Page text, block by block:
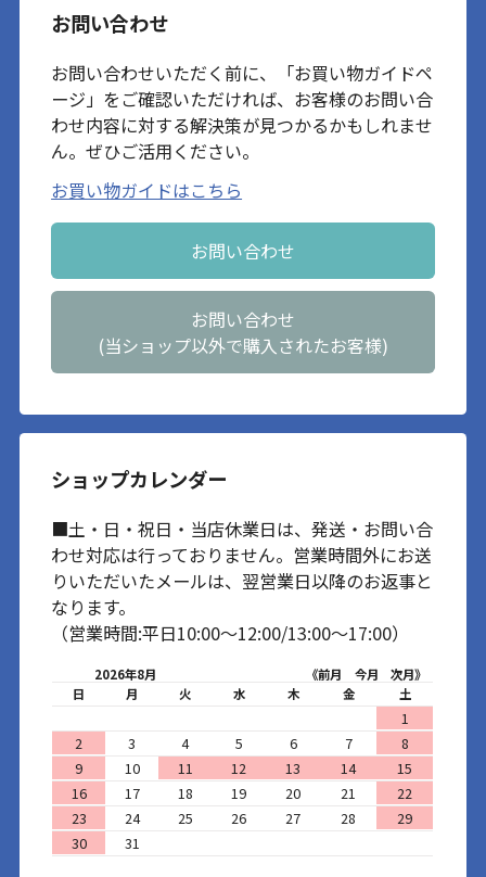
お問い合わせ
お問い合わせいただく前に、「お買い物ガイドペ
ージ」をご確認いただければ、お客様のお問い合
わせ内容に対する解決策が見つかるかもしれませ
ん。ぜひご活用ください。
お買い物ガイドはこちら
お問い合わせ
お問い合わせ
(当ショップ以外で購入されたお客様)
ショップカレンダー
■土・日・祝日・当店休業日は、発送・お問い合
わせ対応は行っておりません。営業時間外にお送
りいただいたメールは、翌営業日以降のお返事と
なります。
（営業時間:平日10:00～12:00/13:00～17:00）
2026年8月 《前月 今月
次月》
日
月 火 水 木 金 土
1
2
3 4 5 6 7
8
9
10 11 12 13 14
15
16
17 18 19 20 21
22
23
24 25 26 27 28
29
30
31